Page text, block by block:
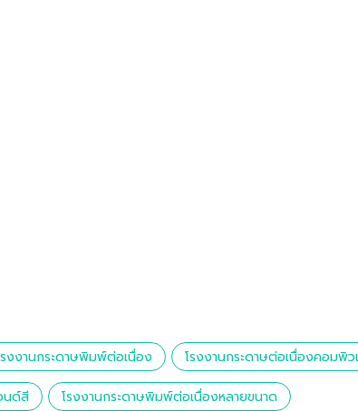
งงานกระดาษพิมพ์ต่อเนื่อง โรงงานกระดาษต่อเนื่องคอมพิ
นด์สี โรงงานกระดาษพิมพ์ต่อเนื่องหลายขนาด